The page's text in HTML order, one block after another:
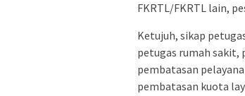
FKRTL/FKRTL lain,
Ketujuh, sikap
petugas rumah sakit,
pembatasan
pembatasan kuota